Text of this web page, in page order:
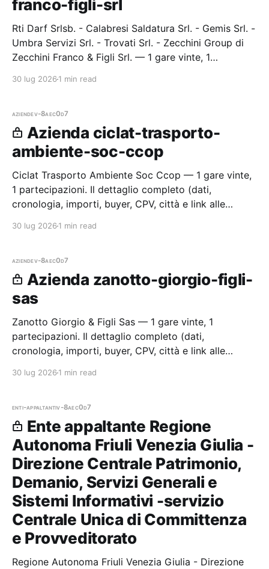
franco-figli-srl
Rti Darf Srlsb. - Calabresi Saldatura Srl. - Gemis Srl. -
Umbra Servizi Srl. - Trovati Srl. - Zecchini Group di
Zecchini Franco & Figli Srl. — 1 gare vinte, 1
cronologia, impo
30 lug 2026 1 min read
aziendev-8aec0d7
Azienda ciclat-trasporto-
ambiente-soc-ccop
Ciclat Trasporto Ambiente Soc Ccop — 1 gare vinte,
1 partecipazioni. Il dettaglio completo (dati,
cronologia, importi, buyer, CPV, città e link alle
30 lug 2026 1 min read
aziendev-8aec0d7
Azienda zanotto-giorgio-figli-
sas
Zanotto Giorgio & Figli Sas — 1 gare vinte, 1
partecipazioni. Il dettaglio completo (dati,
cronologia, importi, buyer, CPV, città e link alle
30 lug 2026 1 min read
enti-appaltantiv-8aec0d7
Ente appaltante Regione
Autonoma Friuli Venezia Giulia -
Direzione Centrale Patrimonio,
Demanio, Servizi Generali e
Sistemi Informativi -servizio
Centrale Unica di Committenza
e Provveditorato
Regione Autonoma Friuli Venezia Giulia - Direzione